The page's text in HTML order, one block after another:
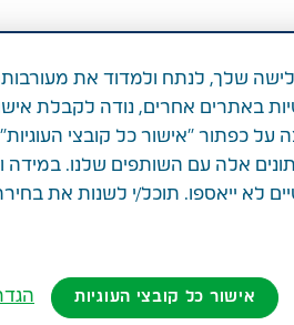
להלן כותרות ההודעה של טבע לרבעון השלישי של שנת 2018. הודעת עיתונות
בלבד של כותרות
להודעה באנגלית
נוסח ההודעה בשפה
במצגת ולהאזין לשיחת
שלך, לנתח ולמדוד את
באתרים אחרים, נודה לקבלת
על כפתור "אישור כל קובצי
אלה עם השותפים שלנו. במידה
לא ייאספו. תוכל/י לשנות את
אישור כל קובצי העוגיות